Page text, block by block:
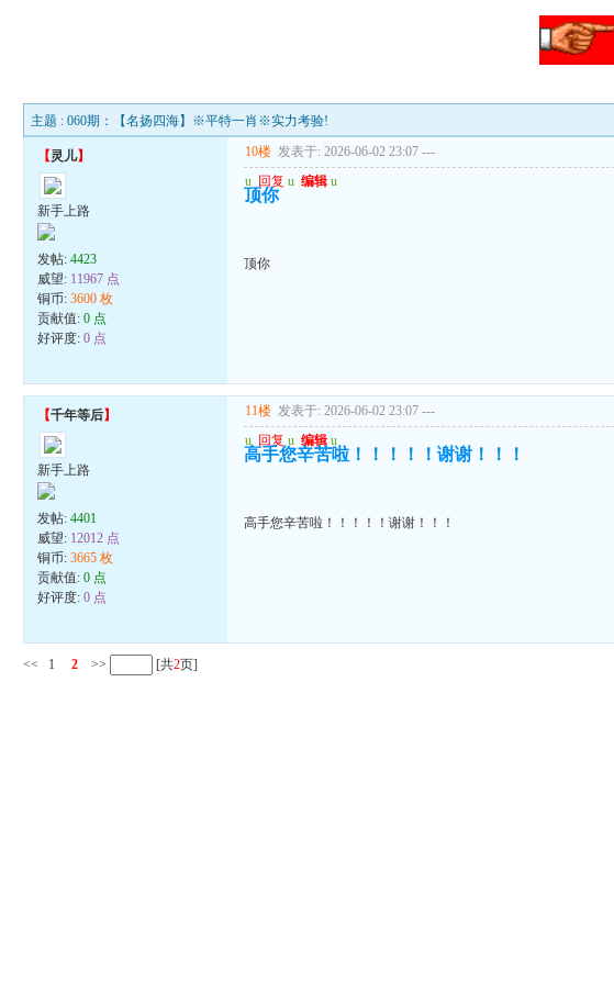
主题 : 060期：【名扬四海】※平特一肖※实力考验!
【灵儿】
新手上路
发帖:4423
威望: 11967 点
铜币:3600 枚
贡献值:0 点
好评度:0 点
10楼 发表于: 2026-06-02 23:07 ---
u 回复 u 编辑 u
顶你
顶你
【千年等后】
新手上路
发帖:4401
威望: 12012 点
铜币:3665 枚
贡献值:0 点
好评度:0 点
11楼 发表于: 2026-06-02 23:07 ---
u 回复 u 编辑 u
高手您辛苦啦！！！！！谢谢！！！
高手您辛苦啦！！！！！谢谢！！！
<< 1 2 >> [共2页]